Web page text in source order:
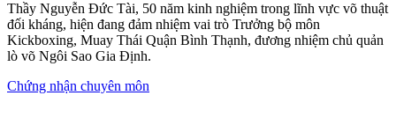
Thầy Nguyễn Đức Tài, 50 năm kinh nghiệm trong lĩnh vực võ thuật
đối kháng, hiện đang đảm nhiệm vai trò Trưởng bộ môn
Kickboxing, Muay Thái Quận Bình Thạnh, đương nhiệm chủ quản
lò võ Ngôi Sao Gia Định.
Chứng nhận chuyên môn